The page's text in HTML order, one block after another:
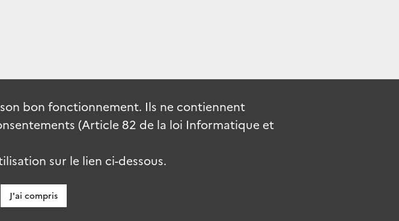
bon fonctionnement. Ils ne contiennent
(Article 82 de la loi Informatique et
sur le lien ci-dessous.
J'ai compris